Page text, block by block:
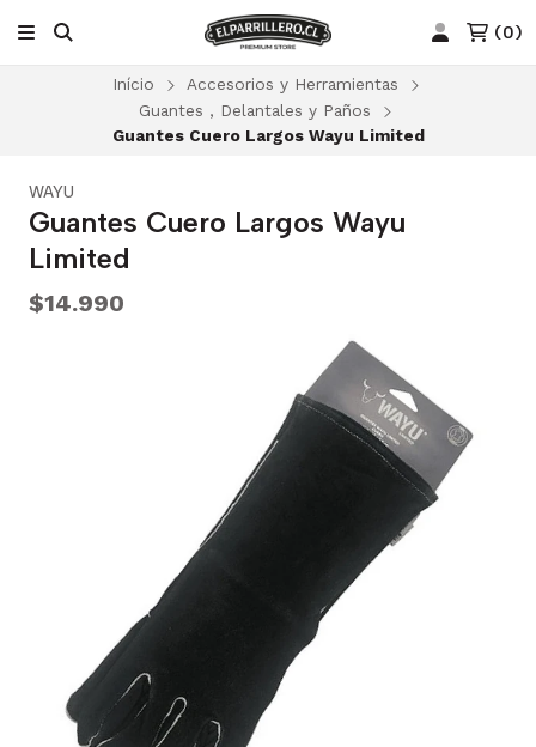
(0)
Início
Accesorios y Herramientas
Guantes , Delantales y Paños
Guantes Cuero Largos Wayu Limited
WAYU
Guantes Cuero Largos Wayu
Limited
$14.990